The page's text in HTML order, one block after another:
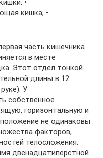
•
кишка; •
часть кишечника
в месте
Этот отдел тонкой
длины в 12
У
собственное
горизонтальную и
не одинаковы
факторов,
телосложения.
двенадцатиперстной